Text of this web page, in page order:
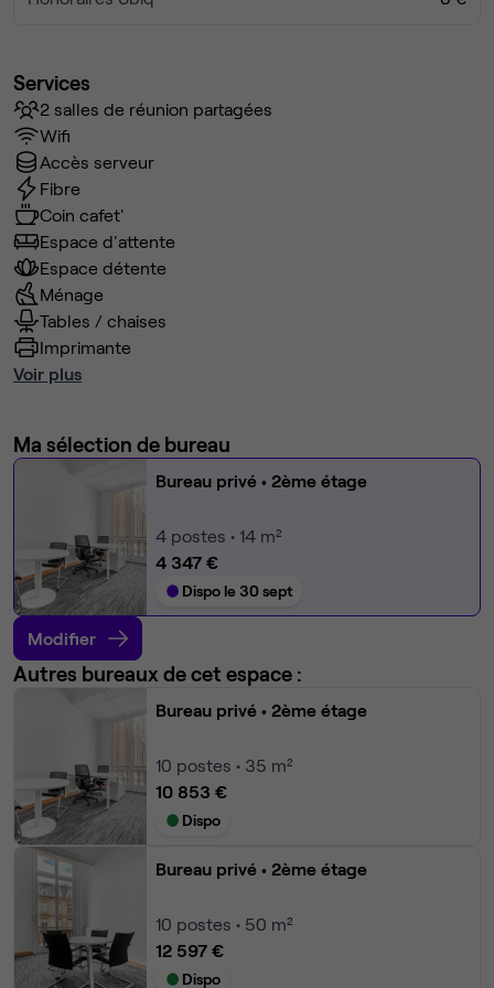
Services
2 salles de réunion partagées
Wifi
Accès serveur
Fibre
Coin cafet'
Espace d'attente
Espace détente
Ménage
Tables / chaises
Imprimante
Voir plus
Ma sélection de bureau
Bureau privé • 2ème étage
4 postes • 14 m²
4 347 €
Dispo le 30 sept
Modifier
Autres bureaux de cet espace :
Bureau privé • 2ème étage
10 postes • 35 m²
10 853 €
Dispo
Bureau privé • 2ème étage
10 postes • 50 m²
12 597 €
Dispo